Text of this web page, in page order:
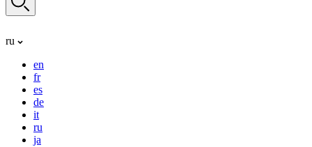
ru
en
fr
es
de
it
ru
ja